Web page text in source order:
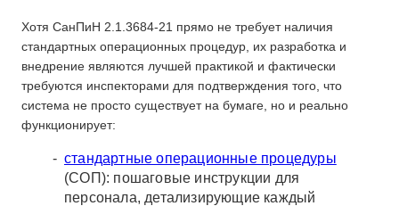
Хотя СанПиН 2.1.3684-21 прямо не требует наличия
стандартных операционных процедур, их разработка и
внедрение являются лучшей практикой и фактически
требуются инспекторами для подтверждения того, что
система не просто существует на бумаге, но и реально
функционирует:
стандартные операционные процедуры
(СОП): пошаговые инструкции для
персонала, детализирующие каждый